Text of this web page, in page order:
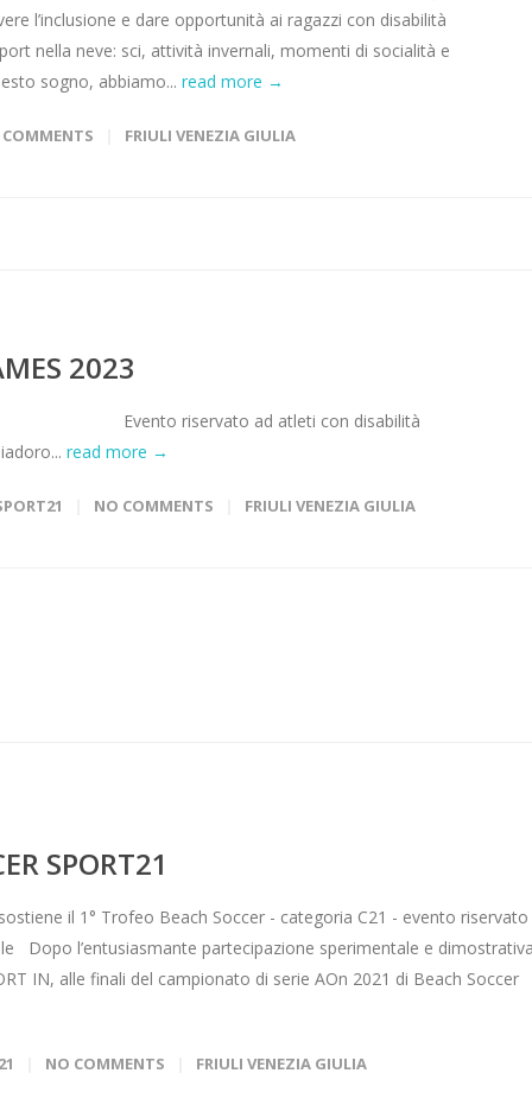
l’inclusione e dare opportunità ai ragazzi con disabilità
nella neve: sci, attività invernali, momenti di socialità e
sogno, abbiamo... read more →
FRIULI VENEZIA GIULIA
2023
ad atleti con disabilità
read more →
NO COMMENTS FRIULI VENEZIA GIULIA
SPORT21
il 1° Trofeo Beach Soccer - categoria C21 - evento riservato
Dopo l’entusiasmante partecipazione sperimentale e
IN, alle finali del campionato di serie AOn 2021 di Beach Soccer
NO COMMENTS FRIULI VENEZIA GIULIA